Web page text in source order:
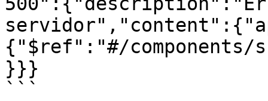
{"$ref":"#/components/
}}}
```